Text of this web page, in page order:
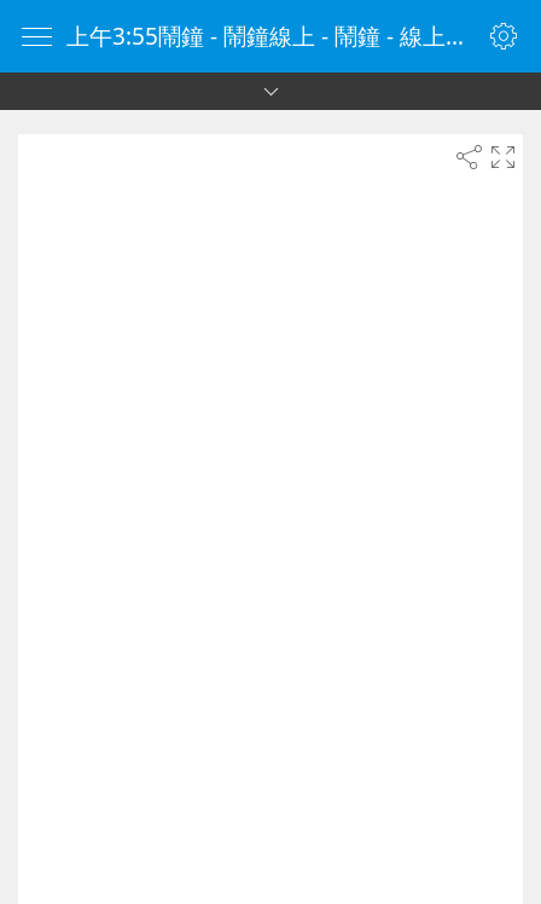
上午3:55鬧鐘 - 鬧鐘線上 - 鬧鐘 - 線上鬧鐘 - 在線鬧鐘 - 鬧鐘在線 - naozhong.tw